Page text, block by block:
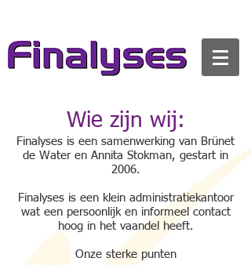
Wie zijn wij:
Finalyses is een samenwerking van Brünet
de Water en Annita Stokman, gestart in
2006.
Finalyses is een klein administratiekantoor
wat een persoonlijk en informeel contact
hoog in het vaandel heeft.
Onze sterke punten